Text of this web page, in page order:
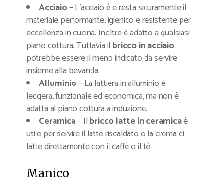
Acciaio– L’acciaio è e resta sicuramente il
materiale performante, igienico e resistente per
eccellenza in cucina. Inoltre è adatto a qualsiasi
piano cottura. Tuttavia il bricco in acciaio
potrebbe essere il meno indicato da servire
insieme alla bevanda.
Alluminio– La lattiera in alluminio è
leggera, funzionale ed economica, ma non è
adatta al piano cottura a induzione.
Ceramica– Il bricco latte in ceramicaè
utile per servire il latte riscaldato o la crema di
latte direttamente con il caffè o il tè.
Manico